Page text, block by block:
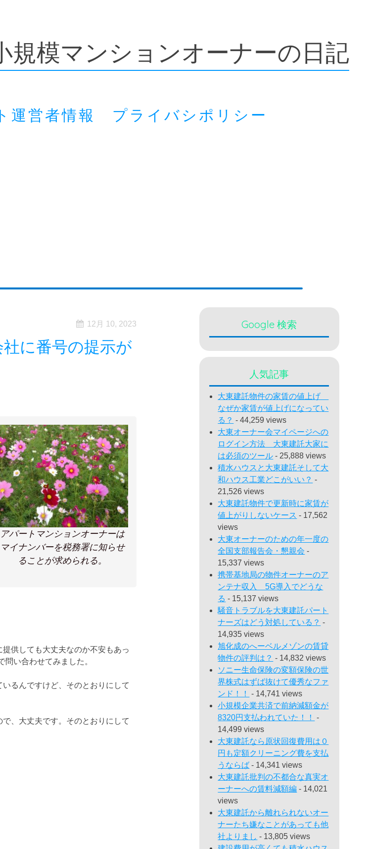
規模マンションオーナーの日記
運営者情報 プライバシポリシー
12月 10, 2023
に番号の提示が
アパートマンションオーナーは
マイナンバーを税務署に知らせ
ることが求められる。
供しても大丈夫なのか不安もあっ
い合わせてみました。
るんですけど、そのとおりにして
、大丈夫です。そのとおりにして
Google 検索
人気記事
大東建託物件の家賃の値上げ
なぜか家賃が値上げになってい
る？ - 44,259 views
大東オーナー会マイページへの
ログイン方法 大東建託大家に
は必須のツール - 25,888 views
積水ハウスと大東建託そして大
和ハウス工業どこがいい？ -
21,526 views
大東建託物件で更新時に家賃が
値上がりしないケース - 17,562
views
大東オーナーのための年一度の
全国支部報告会・懇親会 -
15,337 views
携帯基地局の物件オーナーのア
ンテナ収入 5G導入でどうな
る - 15,137 views
騒音トラブルを大東建託パート
ナーズはどう対処している？ -
14,935 views
旭化成のへーベルメゾンの賃貸
物件の評判は？ - 14,832 views
ソニー生命保険の変額保険の世
界株式はずば抜けて優秀なファ
ンド！！
- 14,741 views
小規模企業共済で前納減額金が
8320円支払われていた！！
-
14,499 views
大東建託なら原状回復費用は０
円も定額クリーニング費を支払
うならば - 14,341 views
大東建託批判の不都合な真実オ
ーナーへの賃料減額編 - 14,021
views
大東建託から離れられないオー
ナーたち嫌なことがあっても他
社よりまし - 13,805 views